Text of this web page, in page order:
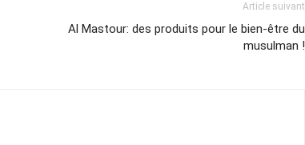
Article suivant
Al Mastour: des produits pour le bien-être du
musulman !